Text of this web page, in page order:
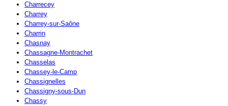
Charrecey
Charrey
Charrey-sur-Saône
Charrin
Chasnay
Chassagne-Montrachet
Chasselas
Chassey-le-Camp
Chassignelles
Chassigny-sous-Dun
Chassy